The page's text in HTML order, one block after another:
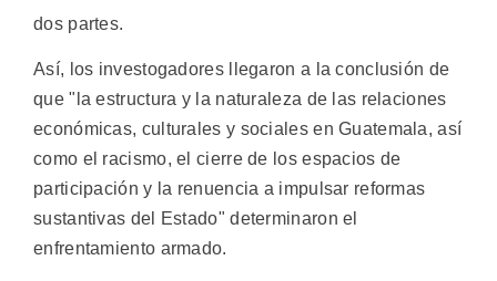
dos partes.
Así, los investogadores llegaron a la conclusión de
que "la estructura y la naturaleza de las relaciones
económicas, culturales y sociales en Guatemala, así
como el racismo, el cierre de los espacios de
participación y la renuencia a impulsar reformas
sustantivas del Estado" determinaron el
enfrentamiento armado.